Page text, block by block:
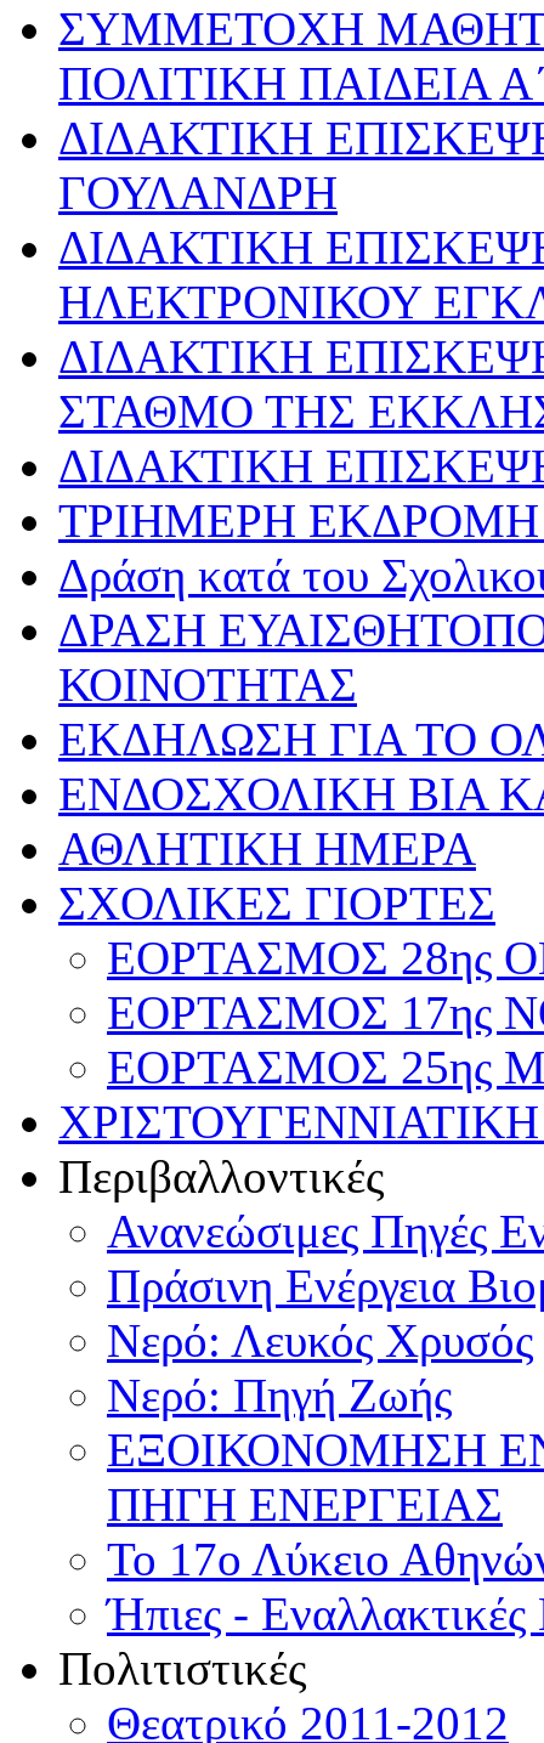
ΣΥΜΜΕΤΟΧΗ
ΠΟΛΙΤΙΚΗ ΠΑΙΔΕΙΑ
ΔΙΔΑΚΤΙΚΗ
ΓΟΥΛΑΝΔΡΗ
ΔΙΔΑΚΤΙΚΗ
ΗΛΕΚΤΡΟΝΙΚΟΥ
ΔΙΔΑΚΤΙΚΗ
ΣΤΑΘΜΟ ΤΗΣ
ΔΙΔΑΚΤΙΚΗ
ΤΡΙΗΜΕΡΗ ΕΚΔΡΟΜΗ
Δράση κατά του
ΔΡΑΣΗ
ΚΟΙΝΟΤΗΤΑΣ
ΕΚΔΗΛΩΣΗ ΓΙΑ ΤΟ
ΕΝΔΟΣΧΟΛΙΚΗ ΒΙΑ
ΑΘΛΗΤΙΚΗ ΗΜΕΡΑ
ΣΧΟΛΙΚΕΣ ΓΙΟΡΤΕΣ
ΕΟΡΤΑΣΜΟΣ 28ης
ΕΟΡΤΑΣΜΟΣ 17ης
ΕΟΡΤΑΣΜΟΣ 25ης
Περιβαλλοντικές
Ανανεώσιμες Πηγές
Πράσινη Ενέργεια
Νερό: Λευκός Χρυσός
Νερό: Πηγή Ζωής
ΕΞΟΙΚΟΝΟΜΗΣΗ
ΠΗΓΗ ΕΝΕΡΓΕΙΑΣ
Το 17ο Λύκειο
Ήπιες -
Πολιτιστικές
Θεατρικό 2011-2012